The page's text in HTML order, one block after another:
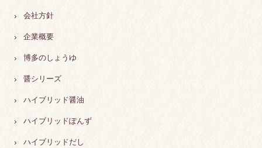
会社方針
企業概要
博多のしょうゆ
醤シリーズ
ハイブリッド醤油
ハイブリッドぽんず
ハイブリッドだし